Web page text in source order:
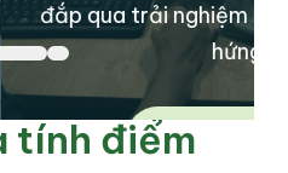
học tập đầy cảm
hứng
Hiểu Thêm
tính điểm